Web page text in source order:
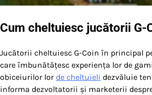
Cum cheltuiesc jucătorii G-
Jucătorii cheltuiesc G-Coin în principal
care îmbunătățesc experiența lor de
obiceiurilor lor de cheltuieli dezvăluie
informa dezvoltatorii și marketerii